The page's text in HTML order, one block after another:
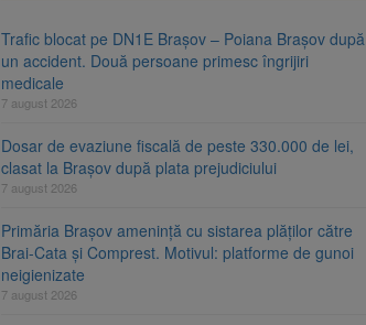
Trafic blocat pe DN1E Brașov – Poiana Brașov după
un accident. Două persoane primesc îngrijiri
medicale
7 august 2026
Dosar de evaziune fiscală de peste 330.000 de lei,
clasat la Brașov după plata prejudiciului
7 august 2026
Primăria Brașov amenință cu sistarea plăților către
Brai-Cata și Comprest. Motivul: platforme de gunoi
neigienizate
7 august 2026